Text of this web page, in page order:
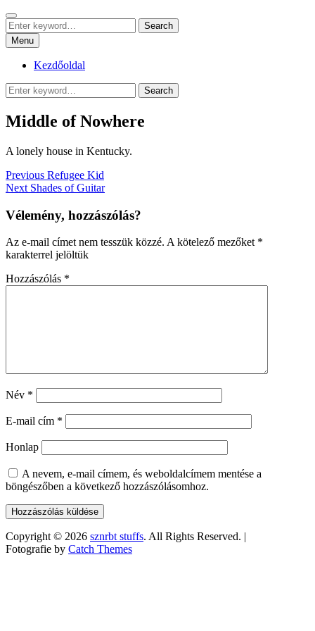
Skip
to
content
sznrbt stuffs
pár dolog, tőlem
Search
Search
for:
Search
Menu
Kezdőoldal
Search
for:
Search
Middle of Nowhere
A lonely house in Kentucky.
Bejegyzés
navigáció
Previous Previous
post:
Refugee Kid
Next Next
Shades of Guitar
Vélemény, hozzászólás?
Az e-mail címet nem tesszük közzé. A kötelező mezőket *
karakterrel jelöltük
Hozzászólás *
Név *
E-mail cím *
Honlap
A nevem, e-mail címem, és weboldalcímem mentése a
böngészőben a következő hozzászólásomhoz.
Copyright © 2026 sznrbt stuffs. All Rights Reserved. |
Fotografie by Catch Themes